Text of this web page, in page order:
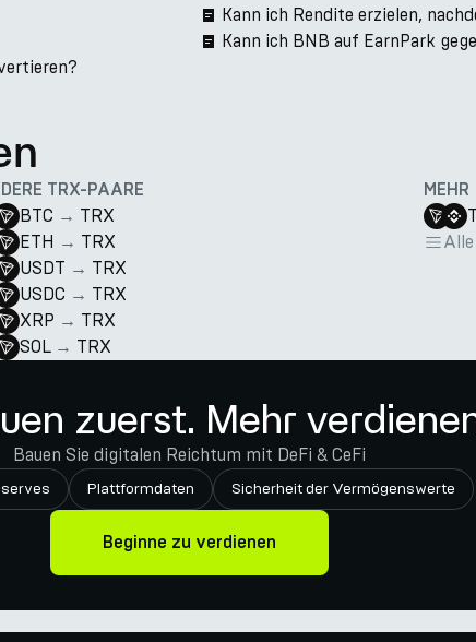
Kann ich Rendite erzielen,
Kann ich BNB auf EarnPark
TRX-PAARE
BTC → TRX
ETH → TRX
USDT → TRX
USDC → TRX
XRP → TRX
SOL → TRX
MEHR
zuerst. Mehr
Bauen Sie digitalen Reichtum mit DeFi & CeFi
Plattformdaten Sicherheit der Vermögenswerte
Beginne zu verdienen